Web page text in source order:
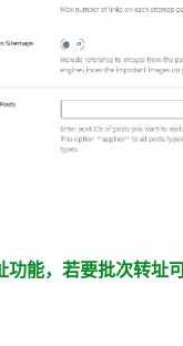
功能，若要批次转址